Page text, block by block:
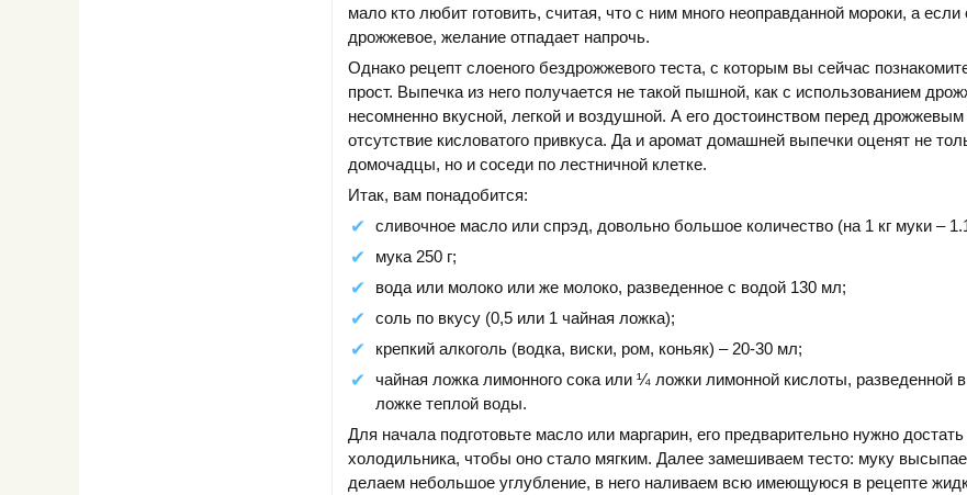
мало кто любит готовить, считая, что с ним много неоправданной мороки, а
дрожжевое, желание отпадает напрочь.
Однако рецепт слоеного бездрожжевого теста, с которым вы сейчас
прост. Выпечка из него получается не такой пышной, как с использованием
несомненно вкусной, легкой и воздушной. А его достоинством перед
отсутствие кисловатого привкуса. Да и аромат домашней выпечки оценят не
домочадцы, но и соседи по лестничной клетке.
Итак, вам понадобится:
сливочное масло или спрэд, довольно большое количество (на 1 кг муки –
мука 250 г;
вода или молоко или же молоко, разведенное с водой 130 мл;
соль по вкусу (0,5 или 1 чайная ложка);
крепкий алкоголь (водка, виски, ром, коньяк) – 20-30 мл;
чайная ложка лимонного сока или ¼ ложки лимонной кислоты, разведенной
ложке теплой воды.
Для начала подготовьте масло или маргарин, его предварительно нужно достать
холодильника, чтобы оно стало мягким. Далее замешиваем тесто: муку
делаем небольшое углубление, в него наливаем всю имеющуюся в рецепте